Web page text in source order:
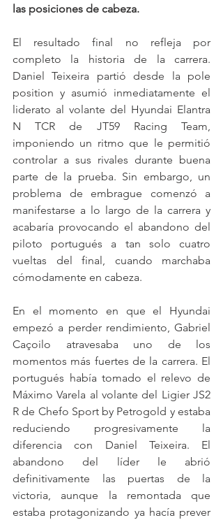
las posiciones de cabeza.
El resultado final no refleja por
completo la historia de la carrera.
Daniel Teixeira partió desde la pole
position y asumió inmediatamente el
liderato al volante del Hyundai Elantra
N TCR de JT59 Racing Team,
imponiendo un ritmo que le permitió
controlar a sus rivales durante buena
parte de la prueba. Sin embargo, un
problema de embrague comenzó a
manifestarse a lo largo de la carrera y
acabaría provocando el abandono del
piloto portugués a tan solo cuatro
vueltas del final, cuando marchaba
cómodamente en cabeza.
En el momento en que el Hyundai
empezó a perder rendimiento, Gabriel
Caçoilo atravesaba uno de los
momentos más fuertes de la carrera. El
portugués había tomado el relevo de
Máximo Varela al volante del Ligier JS2
R de Chefo Sport by Petrogold y estaba
reduciendo progresivamente la
diferencia con Daniel Teixeira. El
abandono del líder le abrió
definitivamente las puertas de la
victoria, aunque la remontada que
estaba protagonizando ya hacía prever